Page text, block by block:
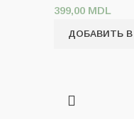
399,00 MDL
ДОБАВИТЬ